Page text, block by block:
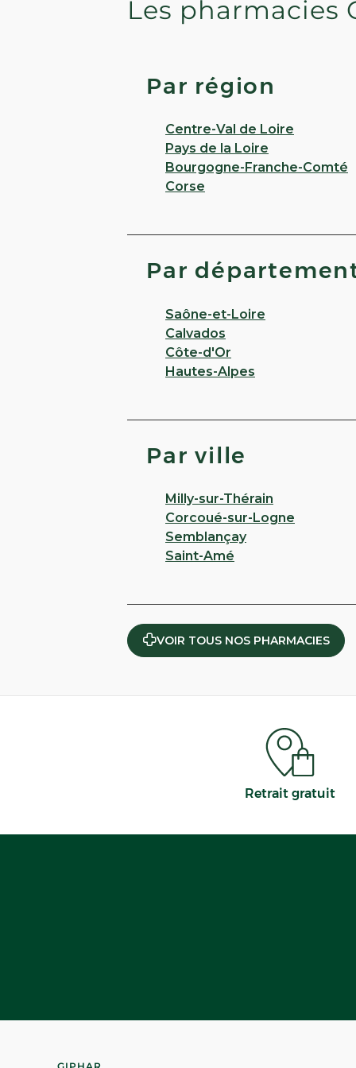
Les pharmacies
Par région
Centre-Val de Loire
Pays de la Loire
Bourgogne-Franche-Comté
Corse
Par
Saône-et-Loire
Calvados
Côte-d'Or
Hautes-Alpes
Par ville
Milly-sur-Thérain
Corcoué-sur-Logne
Semblançay
Saint-Amé
VOIR TOUS NOS PHARMACIES
Retrait gratuit